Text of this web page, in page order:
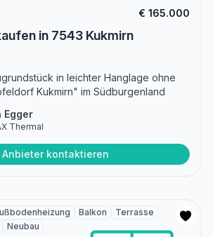
€ 165.000
in 7543 Kukmirn
in leichter Hanglage ohne
Kukmirn" im Südburgenland
Egger
Thermal
Anbieter kontaktieren
Balkon
Terrasse
Neubau